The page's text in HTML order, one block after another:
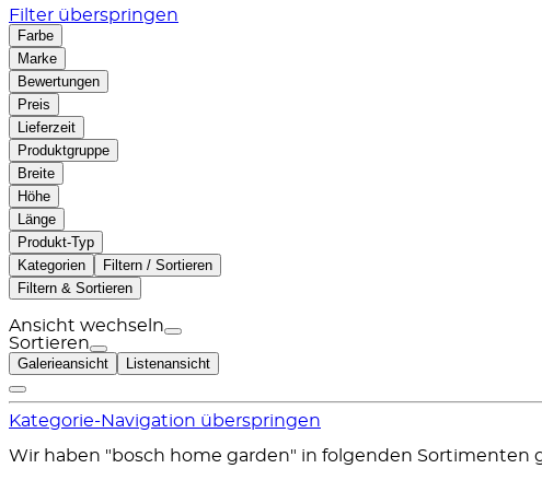
Filter überspringen
Farbe
Marke
Bewertungen
Preis
Lieferzeit
Produktgruppe
Breite
Höhe
Länge
Produkt-Typ
Kategorien
Filtern / Sortieren
Filtern & Sortieren
Ansicht wechseln
Sortieren
Galerieansicht Listenansicht
Kategorie-Navigation überspringen
Wir haben "bosch home garden" in folgenden Sortimenten